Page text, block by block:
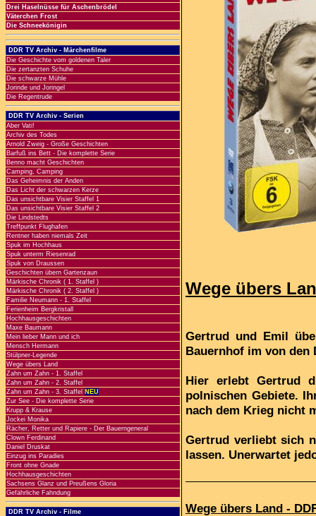
Drei Haselnüsse für Aschenbrödel
Väterchen Frost
Die Schneekönigin
DDR TV Archiv - Märchenfilme
Die Geschichte vom goldenen Taler
Die zertanzten Schuhe
Die schwarze Mühle
Jorinde und Joringel
Die Regentrude
DDR TV Archiv - Serien
Aber Vati!
Archiv des Todes
Arnold Zweig - Große Geschichten
Barfuß ins Bett - Die komplette Serie
Benno macht Geschichten
Camping, Camping
Das Geheimnis der Anden
Das Licht der schwarzen Kerze
Das unsichtbare Visier Staffel 1
Das unsichtbare Visier Staffel 2
Die Lindstedts
Treffpunkt Flughafen
Rentner haben niemals Zeit
Spuk im Hochhaus
Spuk unterm Riesenrad
Spuk von Draussen
Geschichten übern Gartenzaun
Märkische Chronik ( 1. Staffel )
Märkische Chronik ( 2. Staffel )
Familie Neumann - 1. Staffel
Ferienheim Bergkristall
Hochhausgeschichten
Maxe Baumann
Mein lieber Mann und ich
Mensch Hermann
Stülpner-Legende
Wege übers Land
Zahn um Zahn - 1. Staffel
Zahn um Zahn - 2. Staffel
Zahn um Zahn - 3. Staffel NEU
Zur See - Die komplette Serie
Krupp & Krause
Jockei Monika
Rächer, Retter und Rapiere - Der Bauerngeneral
Clown Ferdinand
Daniel Druskat
Einzug ins Paradies
Front ohne Gnade
Hochhausgeschichten
Sachsens Glanz und Preußens Gloria
Gefährliche Fahndung
DDR TV Archiv - Filme
Wege übers
Gertrud und Emil
Bauernhof im von den
Hier erlebt Gertrud
polnischen Gebiete.
nach dem Krieg nicht
Gertrud verliebt sich
lassen. Unerwartet
Wege übers Land -